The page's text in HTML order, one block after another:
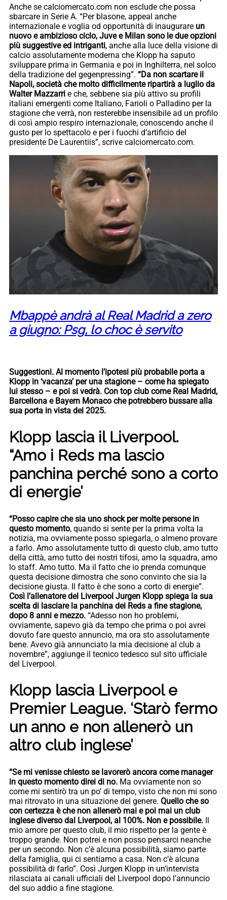
Anche se calciomercato.com non esclude che possa
sbarcare in Serie A. “Per blasone, appeal anche
internazionale e voglia od opportunità di inaugurare un
nuovo e ambizioso ciclo, Juve e Milan sono le due opzioni
più suggestive ed intriganti, anche alla luce della visione di
calcio assolutamente moderna che Klopp ha saputo
sviluppare prima in Germania e poi in Inghilterra, nel solco
della tradizione del gegenpressing”. “Da non scartare il
Napoli, società che molto difficilmente ripartirà a luglio da
Walter Mazzarri e che, sebbene sia più attivo su profili
italiani emergenti come Italiano, Farioli o Palladino per la
stagione che verrà, non resterebbe insensibile ad un profilo
di così ampio respiro internazionale, conoscendo anche il
gusto per lo spettacolo e per i fuochi d’artificio del
presidente De Laurentiis”, scrive calciomercato.com.
Mbappè andrà al Real Madrid a zero
a giugno: Psg, lo choc è servito
Suggestioni. Al momento l’ipotesi più probabile porta a
Klopp in ‘vacanza’ per una stagione – come ha spiegato
lui stesso – e poi si vedrà. Con top club come Real Madrid,
Barcellona e Bayern Monaco che potrebbero bussare alla
sua porta in vista del 2025.
Klopp lascia il Liverpool.
“Amo i Reds ma lascio
panchina perché sono a corto
di energie’
“Posso capire che sia uno shock per molte persone in
questo momento, quando si sente per la prima volta la
notizia, ma ovviamente posso spiegarla, o almeno provare
a farlo. Amo assolutamente tutto di questo club, amo tutto
della città, amo tutto dei nostri tifosi, amo la squadra, amo
lo staff. Amo tutto. Ma il fatto che io prenda comunque
questa decisione dimostra che sono convinto che sia la
decisione giusta. Il fatto è che sono a corto di energie”.
Così l’allenatore del Liverpool Jurgen Klopp spiega la sua
scelta di lasciare la panchina dei Reds a fine stagione,
dopo 8 anni e mezzo. “Adesso non ho problemi,
ovviamente, sapevo già da tempo che prima o poi avrei
dovuto fare questo annuncio, ma ora sto assolutamente
bene. Avevo già annunciato la mia decisione al club a
novembre”, aggiunge il tecnico tedesco sul sito ufficiale
del Liverpool.
Klopp lascia Liverpool e
Premier League. ‘Starò fermo
un anno e non allenerò un
altro club inglese’
“Se mi venisse chiesto se lavorerò ancora come manager
in questo momento direi di no. Ma ovviamente non so
come mi sentirò tra un po’ di tempo, visto che non mi sono
mai ritrovato in una situazione del genere. Quello che so
con certezza è che non allenerò mai e poi mai un club
inglese diverso dal Liverpool, al 100%. Non e possibile. Il
mio amore per questo club, il mio rispetto per la gente è
troppo grande. Non potrei e non posso pensarci neanche
per un secondo. Non c’è alcuna possibilità, siamo parte
della famiglia, qui ci sentiamo a casa. Non c’è alcuna
possibilità di farlo”. Così Jurgen Klopp in un’intervista
rilasciata ai canali ufficiali del Liverpool dopo l’annuncio
del suo addio a fine stagione.